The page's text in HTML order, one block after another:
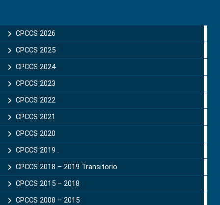
CPCCS 2026
CPCCS 2025
CPCCS 2024
CPCCS 2023
CPCCS 2022
CPCCS 2021
CPCCS 2020
CPCCS 2019 .
CPCCS 2018 – 2019 Transitorio
CPCCS 2015 – 2018
CPCCS 2008 – 2015